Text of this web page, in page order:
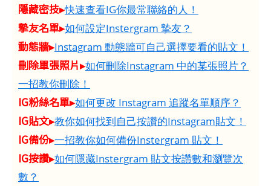
隱藏密技▸快速查看IG你最常聯絡的人！
摯友名單▸如何設定Instergram 摯友？
動態牆▸Instagram 動態牆可自己選擇要看的貼文！
刪除單張照片▸如何刪除Instagram 中的某張照片？
一招教你刪除！
IG粉絲名單▸如何更改 Instagram 追蹤名單順序？
IG貼文▸教你如何找到自己按讚的Instagram貼文！
IG備份▸一招教你如何備份Instergram 貼文！
IG按讚▸如何隱藏Instergram 貼文按讚數和瀏覽次
數？